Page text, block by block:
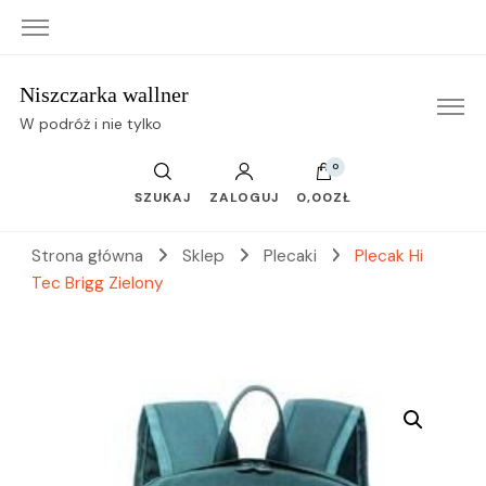
Niszczarka wallner
W podróż i nie tylko
SZUKAJ ZALOGUJ
0
0,00ZŁ
Strona główna Sklep Plecaki
Plecak Hi
Tec Brigg Zielony